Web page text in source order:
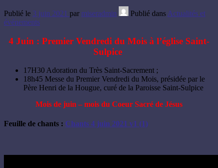
Publié le 3 juin 2021 par miseradmin Publié dans Actualités et
événements
4 Juin : Premier Vendredi du Mois à l’église Saint-
Sulpice
17H30 Adoration du Très Saint-Sacrement ;
18h45 Messe du Premier Vendredi du Mois, présidée par le
Père Henri de la Hougue, curé de la Paroisse Saint-Sulpice
Mois de juin – mois du Coeur Sacré de Jésus
Feuille de chants : Chants 4 juin 2021 v1 (1)